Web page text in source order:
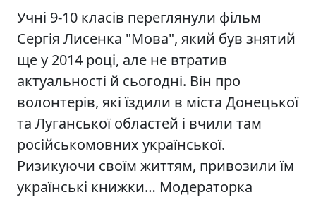
Учні 9-10 класів переглянули фільм
Сергія Лисенка "Мова", який був знятий
ще у 2014 році, але не втратив
актуальності й сьогодні. Він про
волонтерів, які їздили в міста Донецької
та Луганської областей і вчили там
російськомовних української.
Ризикуючи своїм життям, привозили їм
українські книжки… Модераторка